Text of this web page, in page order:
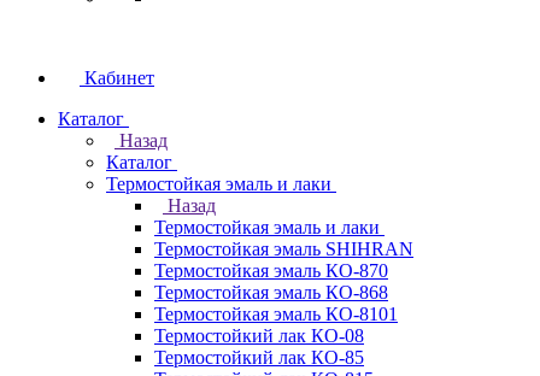
Кабинет
Каталог
Назад
Каталог
Термостойкая эмаль и лаки
Назад
Термостойкая эмаль и лаки
Термостойкая эмаль SHIHRAN
Термостойкая эмаль КО-870
Термостойкая эмаль КО-868
Термостойкая эмаль КО-8101
Термостойкий лак КО-08
Термостойкий лак КО-85